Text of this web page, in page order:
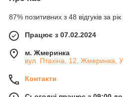
87% позитивних з 48 відгуків за рік
Працює з 07.02.2024
м. Жмеринка
вул. Птахіна, 12, Жмеринка,
Контакти